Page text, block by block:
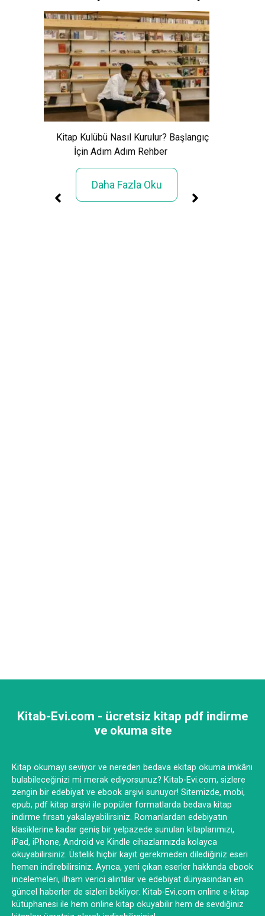
Kitap Kulübü Nasıl Kurulur? Başlangıç
İçin Adım Adım Rehber
Daha Fazla Oku
Kitab-Evi.com - ücretsiz kitap pdf indirme
ve okuma site
Kitap okumayı seviyor ve nereden bedava ekitap okuma imkânı
bulabileceğinizi mi merak ediyorsunuz? Kitab-Evi.com, sizlere
zengin bir edebiyat ve ebook arşivi sunuyor! Sitemizde, mobi,
epub, pdf kitap arşivi ile popüler formatlarda bedava kitap
indirme fırsatı yakalayabilirsiniz. Romanlardan edebiyatın
klasiklerine kadar geniş bir yelpazede sunulan kitaplarımızı,
iPad, iPhone, Android ve Kindle cihazlarınızda kolayca
okuyabilirsiniz. Üstelik hiçbir kayıt gerekmeden dilediğiniz eseri
hemen indirebilirsiniz. Ayrıca, yeni çıkan eserler hakkında ebook
incelemeleri, ilham verici alıntılar ve edebiyat dünyasından en
güncel haberler de sizleri bekliyor. Kitab-Evi.com online e-kitap
kütüphanesi ile hem online kitap okuyabilir hem de sevdiğiniz